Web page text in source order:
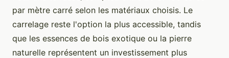
par mètre carré selon les matériaux choisis. Le
carrelage reste l'option la plus accessible, tandis
que les essences de bois exotique ou la pierre
naturelle représentent un investissement plus